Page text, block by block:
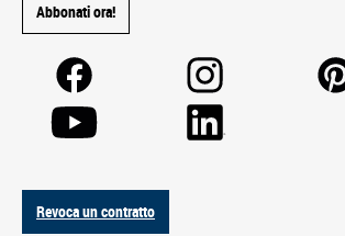
Abbonati ora!
Revoca un contratto